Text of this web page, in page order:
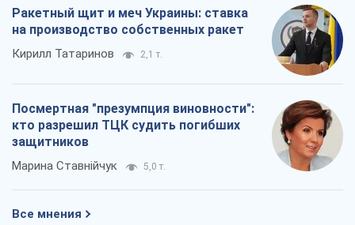
Ракетный щит и меч Украины: ставка
на производство собственных ракет
Кирилл Татаринов 2,1 т.
Посмертная "презумпция виновности":
кто разрешил ТЦК судить погибших
защитников
Марина Ставнійчук 5,0 т.
Все мнения